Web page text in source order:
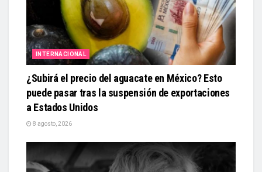
INTERNACIONAL
¿Subirá el precio del aguacate en México? Esto
puede pasar tras la suspensión de exportaciones
a Estados Unidos
8 agosto, 2026